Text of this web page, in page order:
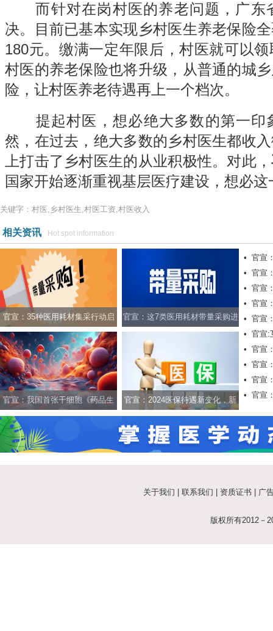
而针对在岗村医的养老问题，广东
决。目前已基本实现乡村医生养老保险
180元。缴满一定年限后，村医就可以
村医的养老保险也将升级，从普通的城
险，让村医养老待遇再上一个档次。
提起村医，想必绝大多数的第一印
然，在过去，绝大多数的乡村医生都收
上打击了乡村医生的从业积极性。对此，
国家开始逐渐重视基层医疗建设，想必
关键字：村医,乡村医生,村医工资,村医收入
相关资讯 Hot spot information
官宣：35种医用耗材集采行动启
动，该地发布新规
官宣：这7类医用耗材带量采购进
官宣：我国首张干细胞《药品生 官宣：2024医保待遇新变化，新
• 官宣
• 官宣
• 官宣
• 官宣
• 官宣
• 官宣:
• 官宣
• 官宣
• 官宣
• 官宣
关于我们 联系我们 资质证书 广
版权所有2012－